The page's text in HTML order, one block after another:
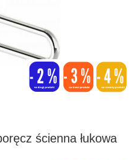
ścienna łukowa